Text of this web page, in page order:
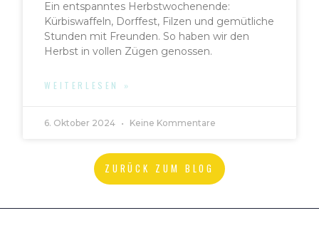
Ein entspanntes Herbstwochenende:
Kürbiswaffeln, Dorffest, Filzen und gemütliche
Stunden mit Freunden. So haben wir den
Herbst in vollen Zügen genossen.
WEITERLESEN »
6. Oktober 2024 Keine Kommentare
ZURÜCK ZUM BLOG